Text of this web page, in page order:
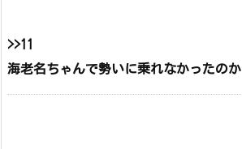
>>11
海老名ちゃんで勢いに乗れなかったのか